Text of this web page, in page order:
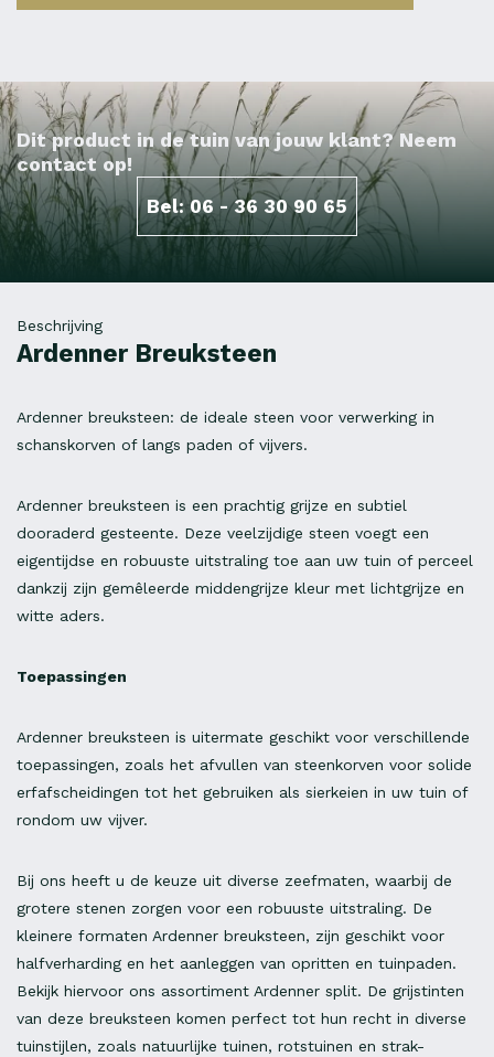
Dit product in de tuin van jouw klant? Neem
contact op!
Bel: 06 - 36 30 90 65
Beschrijving
Ardenner Breuksteen
Ardenner breuksteen: de ideale steen voor verwerking in
schanskorven of langs paden of vijvers.
Ardenner breuksteen is een prachtig grijze en subtiel
dooraderd gesteente. Deze veelzijdige steen voegt een
eigentijdse en robuuste uitstraling toe aan uw tuin of perceel
dankzij zijn gemêleerde middengrijze kleur met lichtgrijze en
witte aders.
Toepassingen
Ardenner breuksteen is uitermate geschikt voor verschillende
toepassingen, zoals het afvullen van steenkorven voor solide
erfafscheidingen tot het gebruiken als sierkeien in uw tuin of
rondom uw vijver.
Bij ons heeft u de keuze uit diverse zeefmaten, waarbij de
grotere stenen zorgen voor een robuuste uitstraling. De
kleinere formaten Ardenner breuksteen, zijn geschikt voor
halfverharding en het aanleggen van opritten en tuinpaden.
Bekijk hiervoor ons assortiment Ardenner split. De grijstinten
van deze breuksteen komen perfect tot hun recht in diverse
tuinstijlen, zoals natuurlijke tuinen, rotstuinen en strak-